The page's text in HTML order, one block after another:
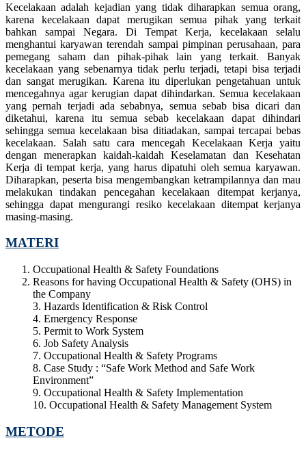
Kecelakaan adalah kejadian yang tidak diharapkan semua orang,
karena kecelakaan dapat merugikan semua pihak yang terkait
bahkan sampai Negara. Di Tempat Kerja, kecelakaan selalu
menghantui karyawan terendah sampai pimpinan perusahaan, para
pemegang saham dan pihak-pihak lain yang terkait. Banyak
kecelakaan yang sebenarnya tidak perlu terjadi, tetapi bisa terjadi
dan sangat merugikan. Karena itu diperlukan pengetahuan untuk
mencegahnya agar kerugian dapat dihindarkan. Semua kecelakaan
yang pernah terjadi ada sebabnya, semua sebab bisa dicari dan
diketahui, karena itu semua sebab kecelakaan dapat dihindari
sehingga semua kecelakaan bisa ditiadakan, sampai tercapai bebas
kecelakaan. Salah satu cara mencegah Kecelakaan Kerja yaitu
dengan menerapkan kaidah-kaidah Keselamatan dan Kesehatan
Kerja di tempat kerja, yang harus dipatuhi oleh semua karyawan.
Diharapkan, peserta bisa mengembangkan ketrampilannya dan mau
melakukan tindakan pencegahan kecelakaan ditempat kerjanya,
sehingga dapat mengurangi resiko kecelakaan ditempat kerjanya
masing-masing.
MATERI
Occupational Health & Safety Foundations
Reasons for having Occupational Health & Safety (OHS) in
the Company
3. Hazards Identification & Risk Control
4. Emergency Response
5. Permit to Work System
6. Job Safety Analysis
7. Occupational Health & Safety Programs
8. Case Study : “Safe Work Method and Safe Work
Environment”
9. Occupational Health & Safety Implementation
10. Occupational Health & Safety Management System
METODE